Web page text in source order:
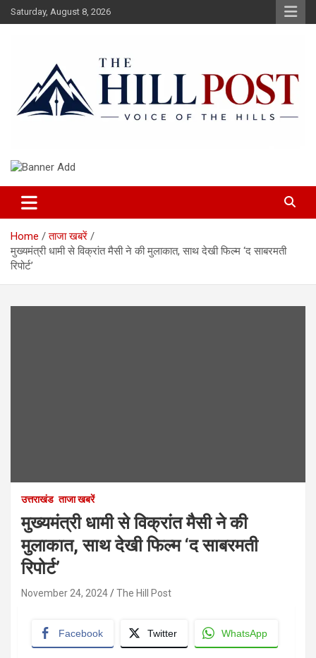
Skip
to
Saturday, August 8, 2026
The Hillpost
Home
ताजा खबरें
मुख्यमंत्री धामी से विक्रांत मैसी ने की मुलाकात, साथ देखी फिल्म ‘द साबरमती
रिपोर्ट’
उत्तराखंड ताजा खबरें
मुख्यमंत्री धामी से विक्रांत मैसी ने की
मुलाकात, साथ देखी फिल्म ‘द साबरमती
रिपोर्ट’
November 24, 2024 The Hill Post
Facebook Twitter WhatsApp